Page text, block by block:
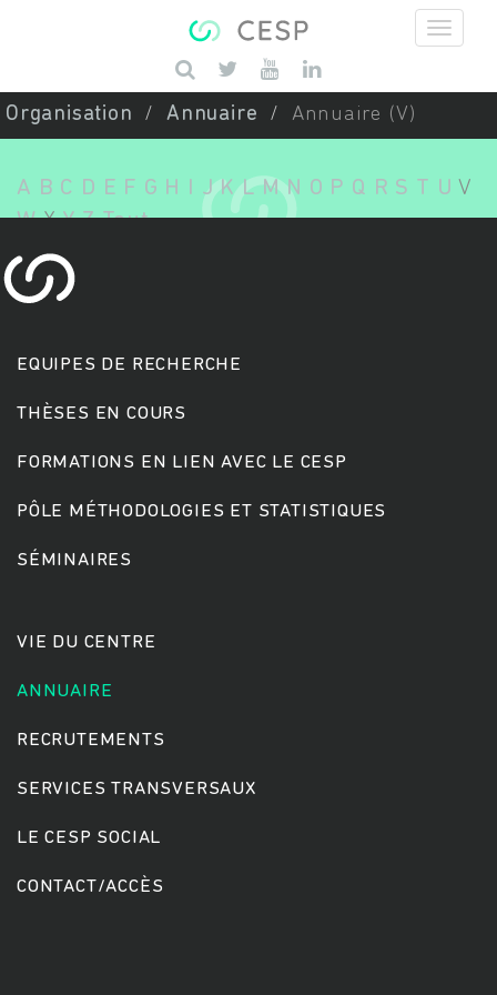
Saisissez vos mots-clés
Organisation Annuaire Annuaire (V)
A B C D E F G H J K L M N O P Q R S T U V
W X Y Z Tout
EQUIPES DE RECHERCHE
THÈSES EN COURS
FORMATIONS EN LIEN AVEC LE CESP
PÔLE MÉTHODOLOGIES ET STATISTIQUES
SÉMINAIRES
VIE DU CENTRE
ANNUAIRE
RECRUTEMENTS
SERVICES TRANSVERSAUX
LE CESP SOCIAL
CONTACT/ACCÈS